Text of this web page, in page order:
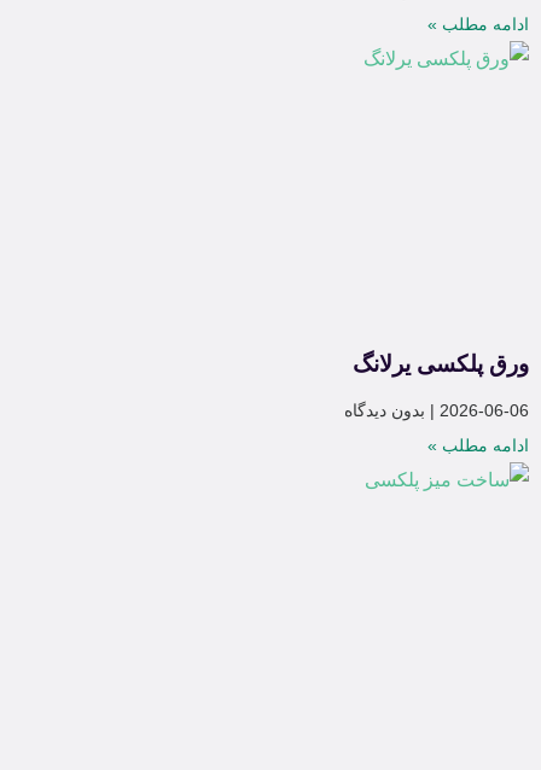
ادامه مطلب »
ورق پلکسی یرلانگ
2026-06-06
بدون دیدگاه
ادامه مطلب »